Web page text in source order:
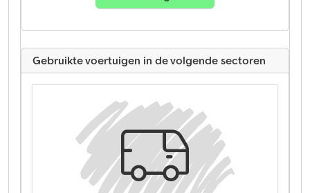
Gebruikte voertuigen in de volgende sectoren